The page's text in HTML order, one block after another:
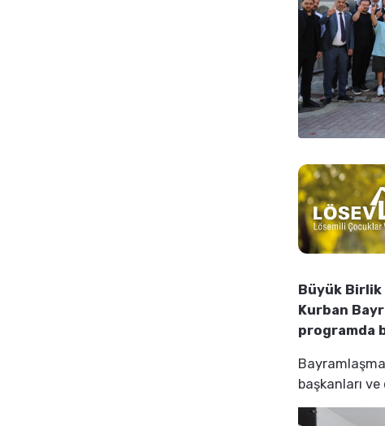
Büyük
Kurban
programda
başkanları ve